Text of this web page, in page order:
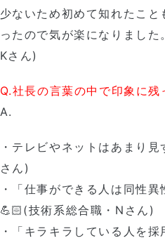
少ないため初めて知れたこ
ったので気が楽になりまし
Kさん)
Q.社長の言葉の中で印象に
A.
・テレビやネットはあまり
さん)
・「仕事ができる人は同性
💪🏻(技術系総合職・Nさん)
・「キラキラしている人を